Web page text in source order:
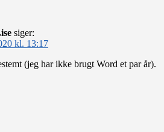
siger:
kl. 13:17
(jeg har ikke brugt Word et par år).